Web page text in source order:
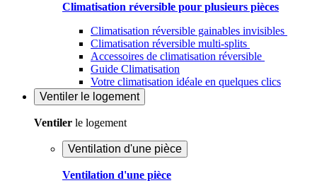
Climatisation réversible pour plusieurs pièces
Climatisation réversible gainables invisibles
Climatisation réversible multi-splits
Accessoires de climatisation réversible
Guide Climatisation
Votre climatisation idéale en quelques clics
Ventiler le logement
Ventiler le logement
Ventilation d'une pièce
Ventilation d'une pièce